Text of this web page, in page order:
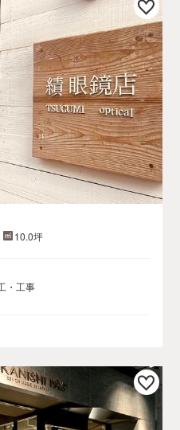
10.0坪
・工事